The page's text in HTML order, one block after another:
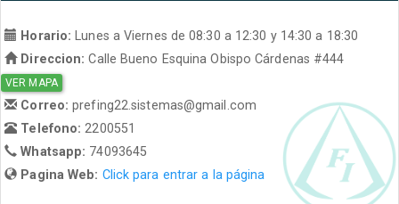
Horario:
Lunes a Viernes de 08:30 a 12:30 y 14:30 a 18:30
Direccion: Calle Bueno Esquina Obispo Cárdenas #444
VER MAPA
Correo:prefing22.sistemas@gmail.com
Telefono: 2200551
Whatsapp: 74093645
Pagina Web: Click para entrar a la página